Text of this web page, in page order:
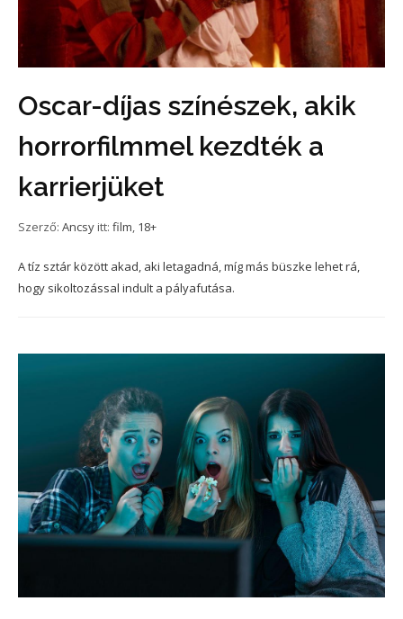
Oscar-díjas színészek, akik
horrorfilmmel kezdték a
karrierjüket
Szerző: Ancsy itt: film 18+
A tíz sztár között akad, aki letagadná, míg más büszke lehet rá,
hogy sikoltozással indult a pályafutása.